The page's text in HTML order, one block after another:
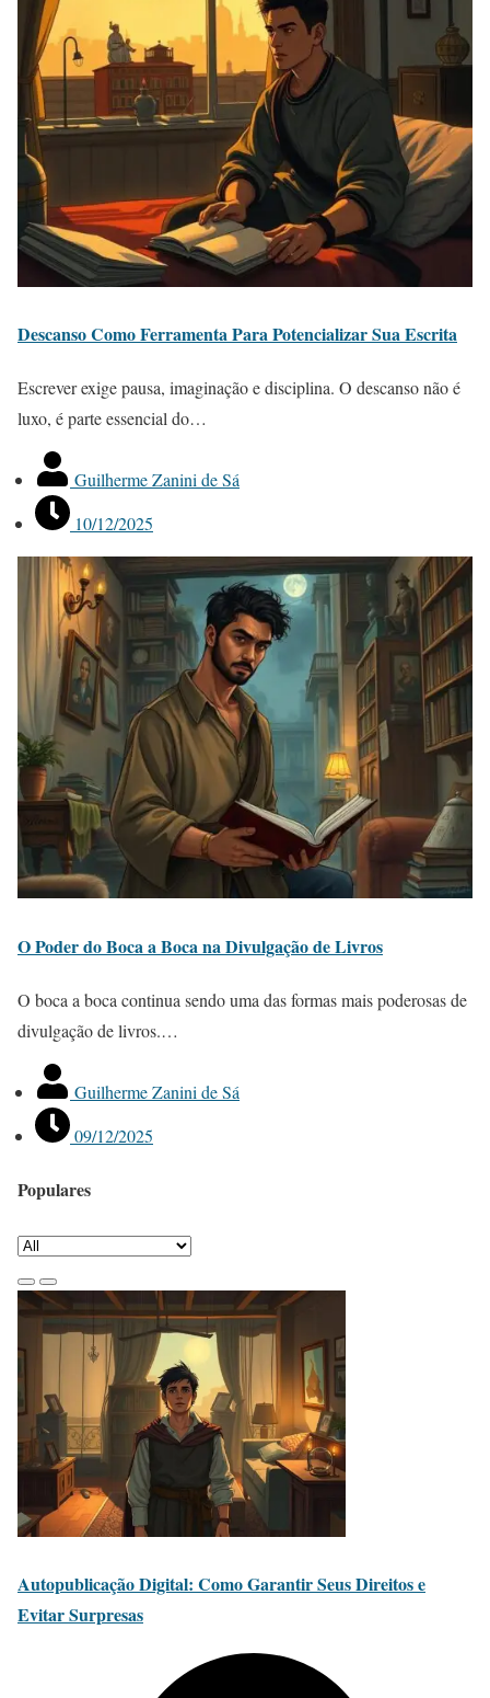
Descanso Como Ferramenta Para Potencializar Sua Escrita
Escrever exige pausa, imaginação e disciplina. O descanso não é
luxo, é parte essencial do…
Guilherme Zanini de Sá
10/12/2025
O Poder do Boca a Boca na Divulgação de Livros
O boca a boca continua sendo uma das formas mais poderosas de
divulgação de livros.…
Guilherme Zanini de Sá
09/12/2025
Populares
Autopublicação Digital: Como Garantir Seus Direitos e
Evitar Surpresas